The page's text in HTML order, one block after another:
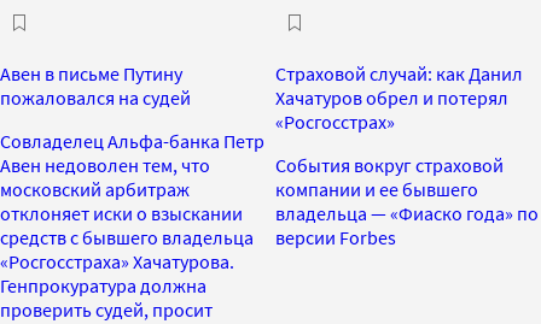
Авен в письме Путину
пожаловался на судей
Совладелец Альфа-банка Петр
Авен недоволен тем, что
московский арбитраж
отклоняет иски о взыскании
средств с бывшего владельца
«Росгосстраха» Хачатурова.
Генпрокуратура должна
проверить судей, просит
Страховой случай: как Данил
Хачатуров обрел и потерял
«Росгосстрах»
События вокруг страховой
компании и ее бывшего
владельца — «Фиаско года» по
версии Forbes